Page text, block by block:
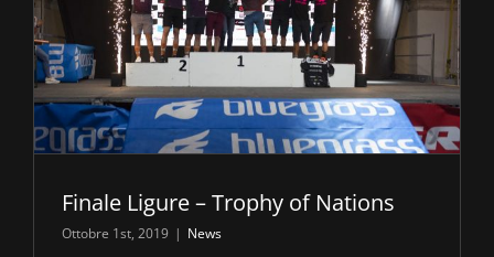
Finale Ligure – Trophy of Nations
Ottobre 1st, 2019 | News